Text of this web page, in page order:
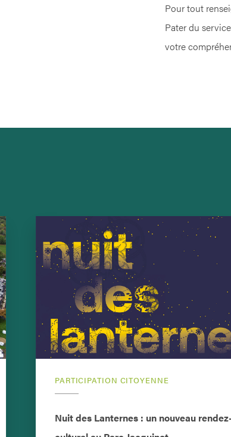
Pour tout
Pater du
votre
PARTICIPATION CITOYENNE
Nuit des Lanternes : un nouveau